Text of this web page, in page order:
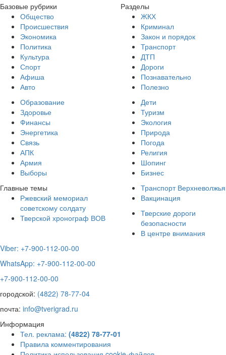
Базовые рубрики
Общество
Происшествия
Экономика
Политика
Культура
Спорт
Афиша
Авто
Разделы
ЖКХ
Криминал
Закон и порядок
Транспорт
ДТП
Дороги
Познавательно
Полезно
Образование
Здоровье
Финансы
Энергетика
Связь
АПК
Армия
Выборы
Дети
Туризм
Экология
Природа
Погода
Религия
Шопинг
Бизнес
Главные темы
Ржевский мемориал
советскому солдату
Тверской хронограф ВОВ
Транспорт Верхневолжья
Вакцинация
Тверские дороги
безопасности
В центре внимания
Viber: +7-900-112-00-00
WhatsApp: +7-900-112-00-00
+7-900-112-00-00
городской: (4822) 78-77-04
почта: info@tverigrad.ru
Информация
Тел. реклама: (4822) 78-77-01
Правила комментирования